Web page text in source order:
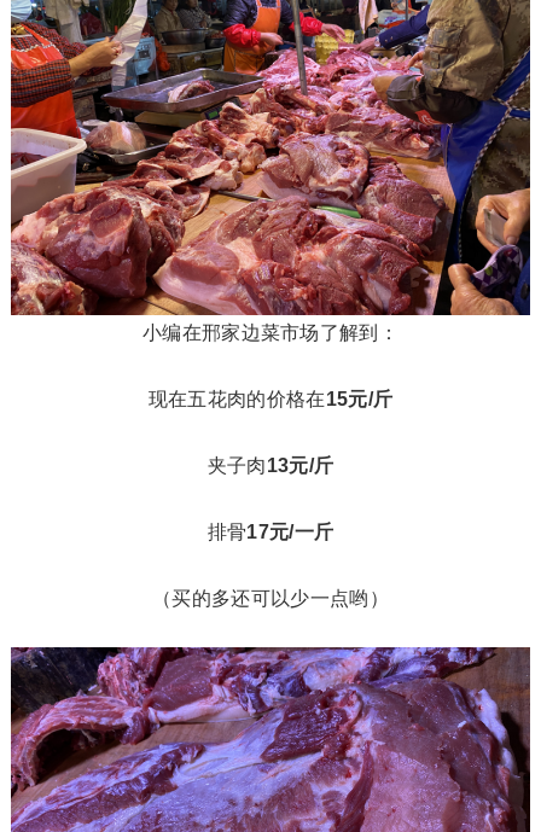
小编在邢家边菜市场了解到：
现在五花肉的价格在15元/斤
夹子肉13元/斤
排骨17元/一斤
（买的多还可以少一点哟）